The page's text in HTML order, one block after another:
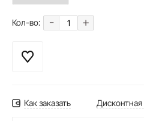
Кол-во: - +
Как заказать Дисконтная